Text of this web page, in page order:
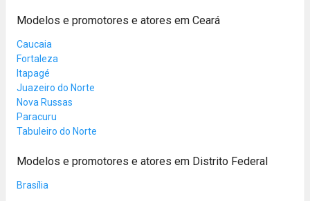
Modelos e promotores e atores em Ceará
Caucaia
Fortaleza
Itapagé
Juazeiro do Norte
Nova Russas
Paracuru
Tabuleiro do Norte
Modelos e promotores e atores em Distrito Federal
Brasília